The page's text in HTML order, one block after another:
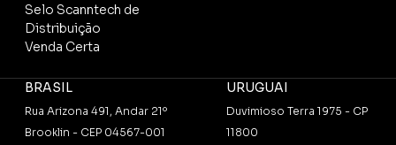
Selo Scanntech de
Distribuição
Venda Certa
BRASIL
Rua Arizona 491, Andar 21º
Brooklin - CEP 04567-001
URUGUAI
Duvimioso Terra 1975 - CP
11800